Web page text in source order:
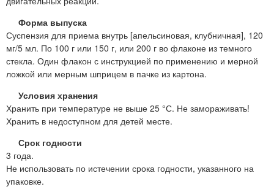
Форма выпуска
Суспензия для приема внутрь [апельсиновая, клубничная], 120
мг/5 мл. По 100 г или 150 г, или 200 г во флаконе из темного
стекла. Один флакон с инструкцией по применению и мерной
ложкой или мерным шприцем в пачке из картона.
Условия хранения
Хранить при температуре не выше 25 °С. Не замораживать!
Хранить в недоступном для детей месте.
Срок годности
3 года.
Не использовать по истечении срока годности, указанного на
упаковке.